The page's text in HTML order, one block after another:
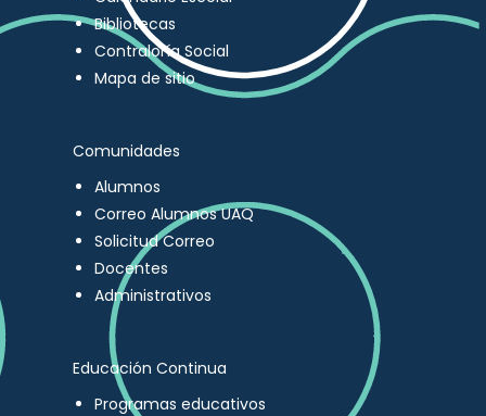
Bibliotecas
Contraloría Social
Mapa de sitio
Comunidades
Alumnos
Correo Alumnos UAQ
Solicitud Correo
Docentes
Administrativos
Educación Continua
Programas educativos